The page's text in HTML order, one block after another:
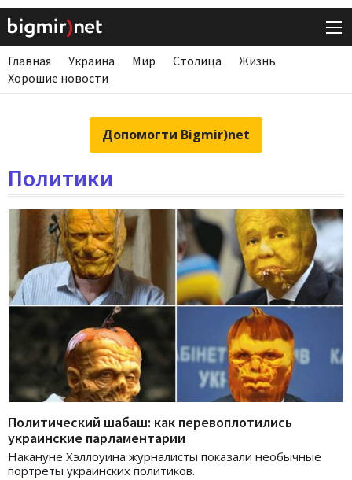
Главная Украина Мир Столица
Жизнь
Хорошие новости
Допомогти Bigmir)net
Политики
Политический шабаш: как перевоплотились
украинские парламентарии
Накануне Хэллоуина журналисты показали необычные
портреты украинских политиков.